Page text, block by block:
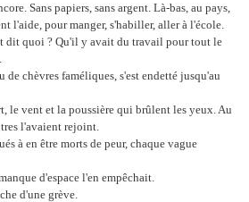
Sans papiers, sans argent. Là-bas, au pays,
l'aide, pour manger, s'habiller, aller à l'école.
quoi ? Qu'il y avait du travail pour tout le
chèvres faméliques, s'est endetté jusqu'au
le vent et la poussière qui brûlent les yeux. Au
l'avaient rejoint.
à en être morts de peur, chaque vague
d'espace l'en empêchait.
d'une grève.